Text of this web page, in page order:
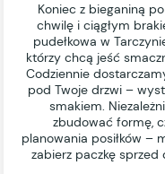
Koniec z bieganiną
chwilę i ciągłym
pudełkowa w
którzy chcą jeść
Codziennie
pod Twoje drzwi –
smakiem.
zbudować formę,
planowania posiłków –
zabierz paczkę sprzed